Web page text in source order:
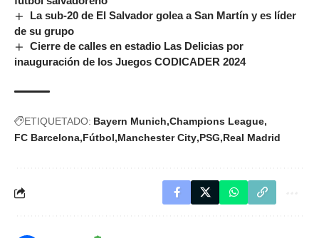
La sub-20 de El Salvador golea a San Martín y es líder
de su grupo
Cierre de calles en estadio Las Delicias por
inauguración de los Juegos CODICADER 2024
ETIQUETADO: Bayern Munich Champions League
FC Barcelona Fútbol Manchester City PSG Real Madrid